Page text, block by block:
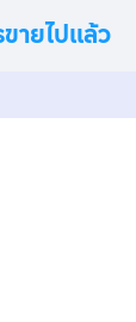
ายไปแล้ว